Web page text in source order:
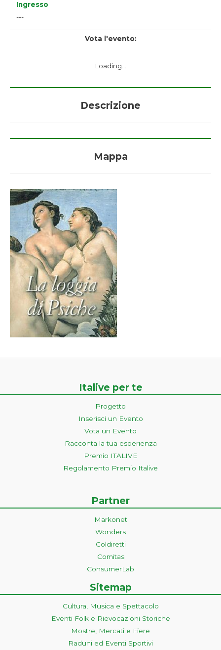
Ingresso
---
Vota l'evento:
Loading...
Descrizione
Mappa
Italive per te
Progetto
Inserisci un Evento
Vota un Evento
Racconta la tua esperienza
Premio ITALIVE
Regolamento Premio Italive
Partner
Markonet
Wonders
Coldiretti
Comitas
ConsumerLab
Sitemap
Cultura, Musica e Spettacolo
Eventi Folk e Rievocazioni Storiche
Mostre, Mercati e Fiere
Raduni ed Eventi Sportivi